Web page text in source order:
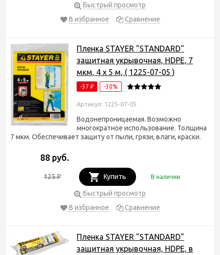
Быстрый просмотр
В избранное
Сравнение
Пленка STAYER "STANDARD"
защитная укрывочная, HDPE, 7
мкм, 4 х 5 м, ( 1225-07-05 )
-37 ₽ -30%
Артикул: 1225-07-05
Водонепроницаемая. Возможно
многократное использование. Толщина
7 мкм. Обеспечивает защиту от пыли, грязи, влаги, краски.
88 руб.
125₽ Купить В наличии
Быстрый просмотр
В избранное
Сравнение
Пленка STAYER "STANDARD"
защитная укрывочная, HDPE, в